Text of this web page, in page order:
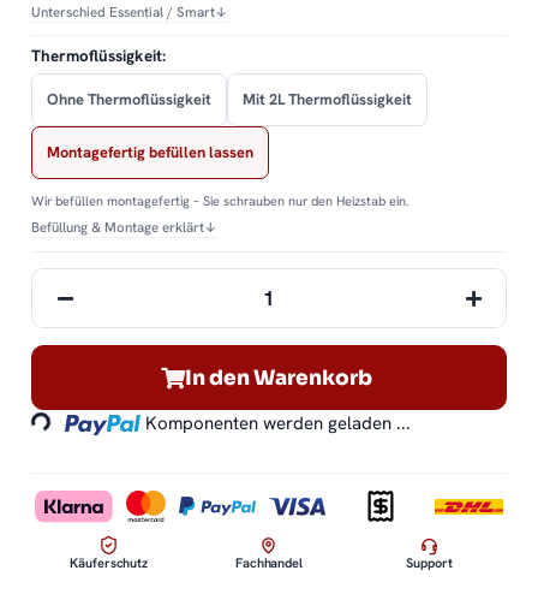
Unterschied Essential / Smart↓
Thermoflüssigkeit:
Ohne Thermoflüssigkeit Mit 2L Thermoflüssigkeit
Montagefertig befüllen lassen
Wir befüllen montagefertig – Sie schrauben nur den Heizstab ein.
Befüllung & Montage erklärt↓
In den Warenkorb
Loading... Komponenten werden geladen ...
Käuferschutz Fachhandel Support